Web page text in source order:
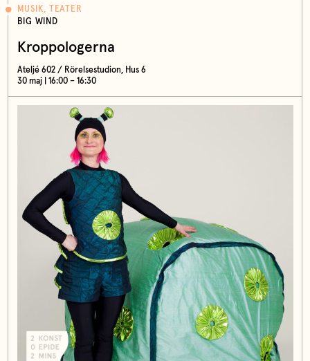
MUSIK, TEATER
BIG WIND
Kroppologerna
Ateljé 602 / Rörelsestudion, Hus 6
30 maj | 16:00 – 16:30